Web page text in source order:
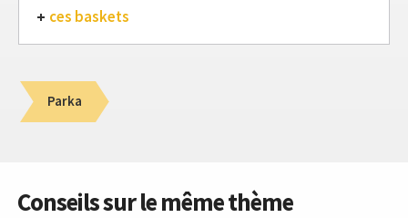
ces baskets
Parka
Conseils sur le même thème